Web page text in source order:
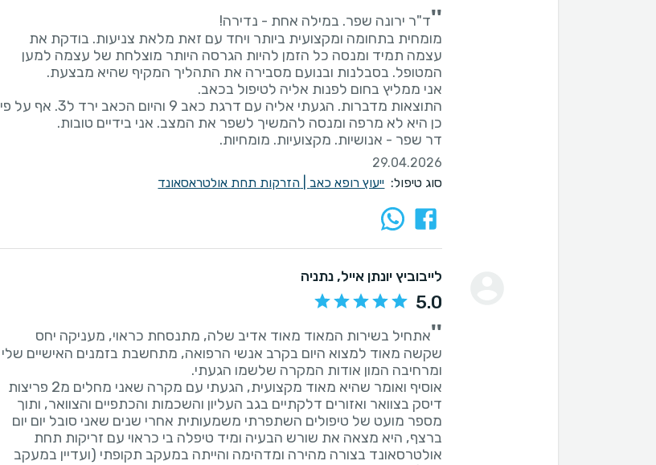
''
מומחית בתחומה ומקצועית ביותר ויחד עם זאת מלאת צניעות. בודקת את
עצמה תמיד ומנסה כל הזמן להיות הגרסה היותר מוצלחת של עצמה למען
התוצאות מדברות. הגעתי אליה עם דרגת כאב 9 והיום הכאב ירד ל3. אף על פי
דר שפר - אנושיות. מקצועיות. מומחיות.
29.04.2026
סוג טיפול: ייעוץ רופא כאב הזרקות תחת אולטראסאונד
לייבוביץ יונתן אייל, נתניה
5.0
''אתחיל בשירות המאוד מאוד אדיב שלה, מתנסחת כראוי, מעניקה יחס
שקשה מאוד למצוא היום בקרב אנשי הרפואה, מתחשבת בזמנים האישיים שלי
אוסיף ואומר שהיא מאוד מקצועית, הגעתי עם מקרה שאני מחלים מ2 פריצות
דיסק בצוואר ואזורים דלקתיים בגב העליון והשכמות והכתפיים והצוואר, ותוך
מספר מועט של טיפולים השתפרתי משמעותית אחרי שנים שאני סובל יום יום
ברצף, היא מצאה את שורש הבעיה ומיד טיפלה בי כראוי עם זריקות תחת
אולטרסאונד בצורה מהירה ומדהימה והייתה במעקב תקופתי (ועדיין במעקב